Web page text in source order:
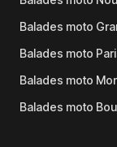
Balades moto
Balades moto
Balades moto
Balades moto